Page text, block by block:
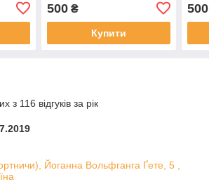
500₴
Купити
500
з 116 відгуків за рік
Йоганна Вольфганга Ґете, 5 ,